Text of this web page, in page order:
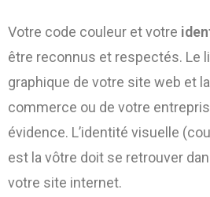
Votre code couleur et votre
être reconnus et respectés. Le
graphique de votre site web et
commerce ou de votre
évidence. L’identité visuelle
est la vôtre doit se retrouver
votre site internet.